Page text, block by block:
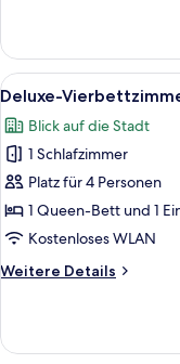
Dreibettzimmer
Alle
Fotos
für
Deluxe-
Vierbettzimmer
anzeigen
9
Deluxe-
Blick auf die Stadt
1 Schlafzimmer
Platz für 4 Personen
1 Queen-Bett und 1
Kostenloses WLAN
Weitere Details
Weitere
Vierbettzimmer